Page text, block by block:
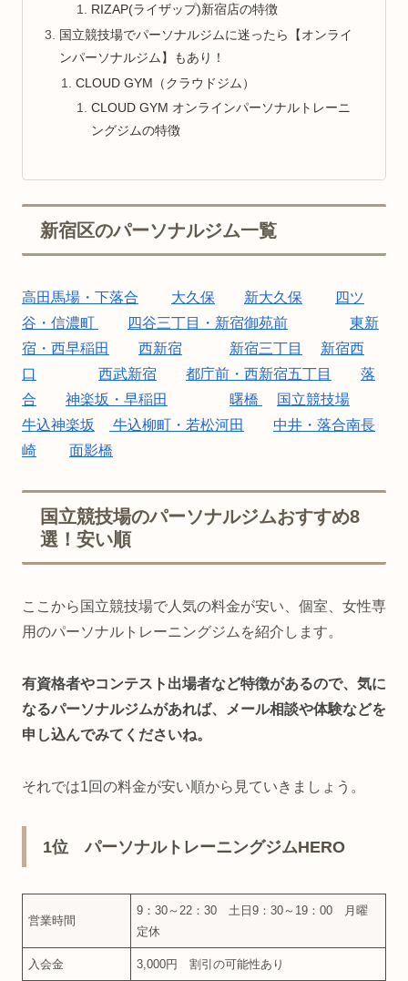
RIZAP(ライザップ)新宿店の特徴
国立競技場でパーソナルジムに迷ったら【オンライ
ンパーソナルジム】もあり！
CLOUD GYM（クラウドジム）
CLOUD GYM オンラインパーソナルトレーニ
ングジムの特徴
新宿区のパーソナルジム一覧
高田馬場・下落合 大久保 新大久保
四ツ
谷・信濃町
四谷三丁目・新宿御苑前
東新
宿・西早稲田
西新宿 新宿三丁目
新宿西
口
西武新宿 都庁前・西新宿五丁目
落
合
神楽坂・早稲田 曙橋
国立競技場
牛込神楽坂
牛込柳町・若松河田
中井・落合南長
崎
面影橋
国立競技場のパーソナルジムおすすめ8
選！安い順
ここから国立競技場で人気の料金が安い、個室、女性専
用のパーソナルトレーニングジムを紹介します。
有資格者やコンテスト出場者など特徴があるので、気に
なるパーソナルジムがあれば、メール相談や体験などを
申し込んでみてくださいね。
それでは1回の料金が安い順から見ていきましょう。
1位 パーソナルトレーニングジムHERO
営業時間
9：30～22：30 土日9：30～19：00 月曜
定休
入会金 3,000円 割引の可能性あり